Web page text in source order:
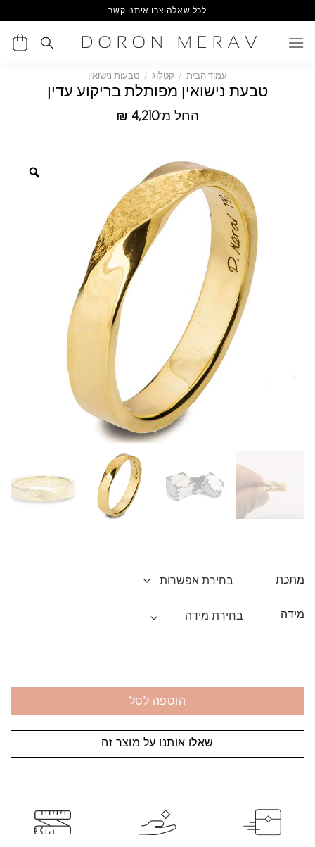
to
content
לכל שאלה צרו איתנו קשר
עמוד הבית / קטלוג / טבעות נישואין
טבעת נישואין מפותלת בריקוע עדין
החל מ: ₪ 4,210
מתכת
מידה
הוספה לסל
שאלו אותנו על מוצר זה